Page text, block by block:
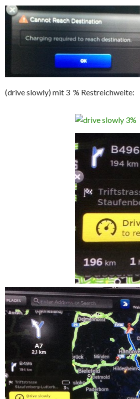
(drive slowly) mit 3 % Restreichweite: